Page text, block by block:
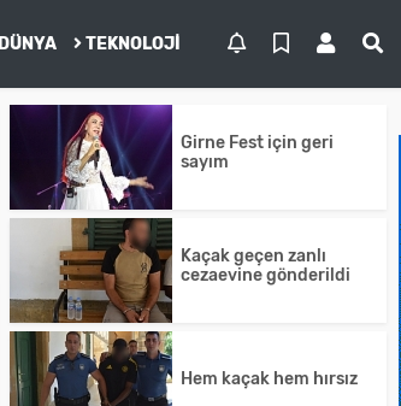
DÜNYA TEKNOLOJI
Girne Fest için geri
sayım
Kaçak geçen zanlı
cezaevine gönderildi
Hem kaçak hem hırsız